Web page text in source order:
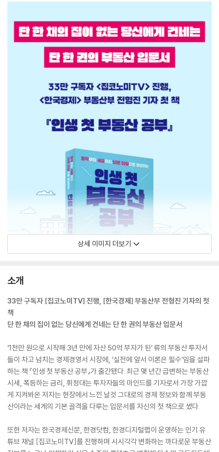
상세 이미지 더보기
소개
33만 구독자 [집코노미TV] 진행, [한국경제] 부동산부 전형진 기자의 첫
책
단 한 채의 집이 없는 당신에게 건네는 단 한 권의 부동산 입문서
‘1천만 원으로 시작해 3년 만에 자산 50억 부자가 된’ 류의 부동산 투자서
들이 차고 넘치는 경제경영서 시장에, ‘실전에 앞서 이론은 필수’임을 설파
하는 책 『인생 첫 부동산 공부』가 출간됐다. 최근 몇 년간 급변하는 부동산
시세, 폭등하는 금리, 휘청대는 투자자들의 마인드를 기자로서 가장 가깝
게 지켜봐온 저자는 현장에서 느낀 날것 그대로의 경제 정보와 함께 부동
산이라는 세계의 기본 골격을 다루는 입문서를 자신의 첫 책으로 썼다.
또한 저자는 한국경제신문, 한경닷컴, 한경디지털랩이 운영하는 인기 유
튜브 채널 [집코노미TV]를 진행하며 시시각각 변화하는 까다로운 부동산